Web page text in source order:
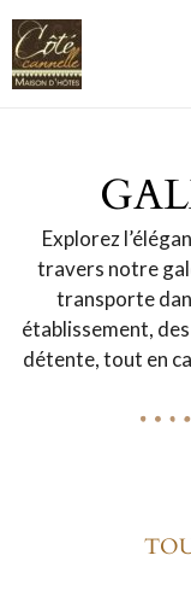
au
contenu
Explorez
travers notre
transporte
établissement,
détente, tout en